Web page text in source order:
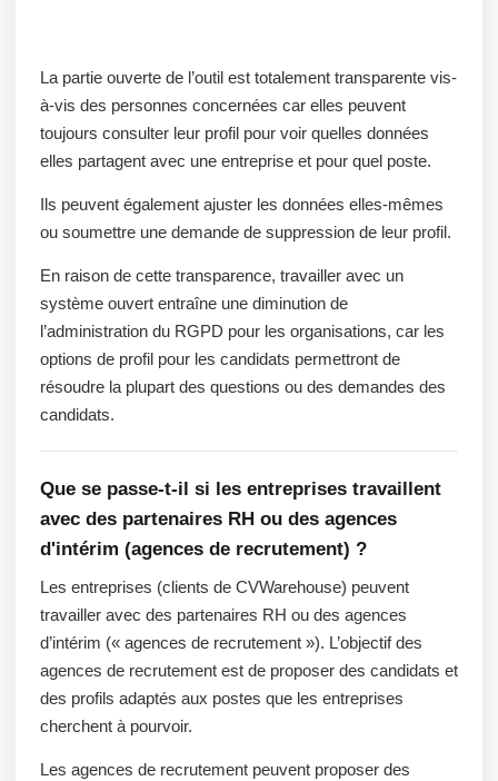
La partie ouverte de l’outil est totalement transparente vis-
à-vis des personnes concernées car elles peuvent
toujours consulter leur profil pour voir quelles données
elles partagent avec une entreprise et pour quel poste.
Ils peuvent également ajuster les données elles-mêmes
ou soumettre une demande de suppression de leur profil.
En raison de cette transparence, travailler avec un
système ouvert entraîne une diminution de
l’administration du RGPD pour les organisations, car les
options de profil pour les candidats permettront de
résoudre la plupart des questions ou des demandes des
candidats.
Que se passe-t-il si les entreprises travaillent
avec des partenaires RH ou des agences
d'intérim (agences de recrutement) ?
Les entreprises (clients de CVWarehouse) peuvent
travailler avec des partenaires RH ou des agences
d’intérim (« agences de recrutement »). L’objectif des
agences de recrutement est de proposer des candidats et
des profils adaptés aux postes que les entreprises
cherchent à pourvoir.
Les agences de recrutement peuvent proposer des